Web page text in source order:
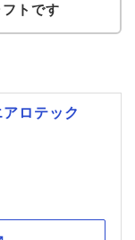
トです
アロテック